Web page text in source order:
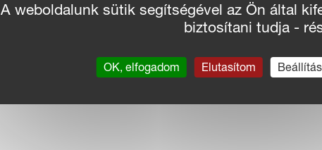
A weboldalunk sütik segítségével az Ön által
biztosítani tudja -
OK, elfogadom Elutasítom